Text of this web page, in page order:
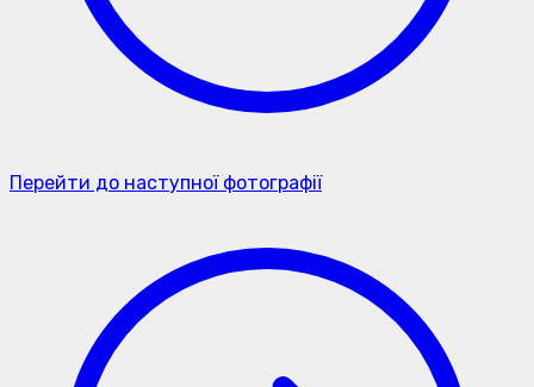
Перейти до наступної фотографії